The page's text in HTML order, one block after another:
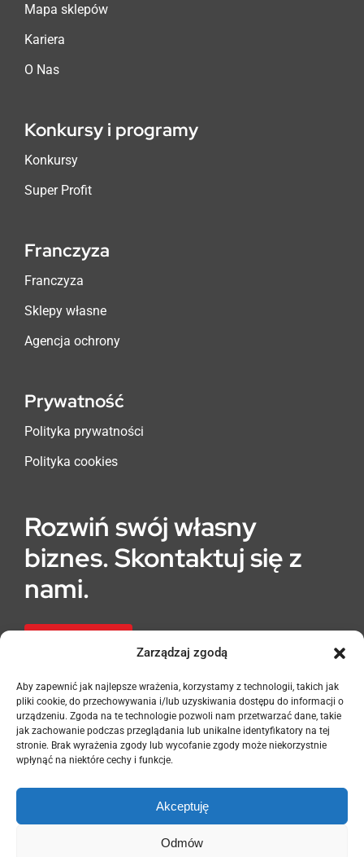
Zarządzaj zgodą
Aby zapewnić jak najlepsze wrażenia, korzystamy z technologii, takich jak
pliki cookie, do przechowywania i/lub uzyskiwania dostępu do informacji o
urządzeniu. Zgoda na te technologie pozwoli nam przetwarzać dane, takie
jak zachowanie podczas przeglądania lub unikalne identyfikatory na tej
stronie. Brak wyrażenia zgody lub wycofanie zgody może niekorzystnie
wpłynąć na niektóre cechy i funkcje.
Akceptuję
Odmów
Mapa sklepów
Kariera
O Nas
Konkursy i programy
Konkursy
Super Profit
Franczyza
Franczyza
Sklepy własne
Agencja ochrony
Prywatność
Polityka prywatności
Polityka cookies
Rozwiń swój własny
biznes. Skontaktuj się z
nami.
biuro@nasz-sklep.pl